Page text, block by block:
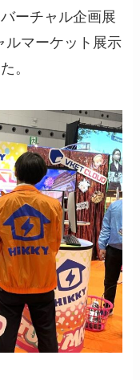
ーチャル企画展
ルマーケット展示
。